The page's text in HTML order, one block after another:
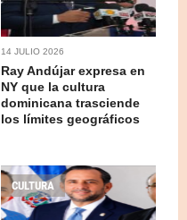
14 JULIO 2026
Ray Andújar expresa en
NY que la cultura
dominicana trasciende
los límites geográficos
CULTURA